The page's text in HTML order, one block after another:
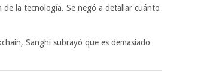
la tecnología. Se negó a detallar cuánto
Sanghi subrayó que es demasiado